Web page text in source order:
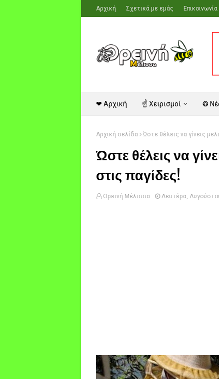
Αρχική Σχετικά με εμάς Επικοινωνία
❤ Αρχική ☝ Χειρισμοί ❂
Αρχική σελίδα Ώστε θέλεις να γίνεις
Ώστε θέλεις να
στις παγίδες!
Ορεινή Μέλισσα Δευτέρα,